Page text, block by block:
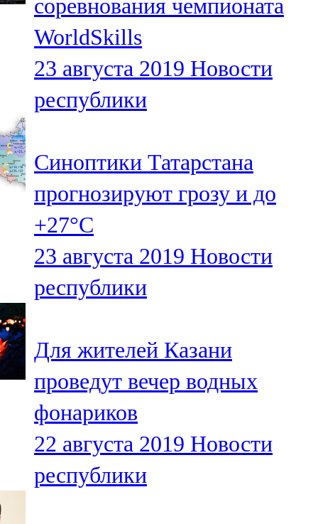
соревнования чемпионата
WorldSkills
23 августа 2019 Новости
республики
Синоптики Татарстана
прогнозируют грозу и до
+27°С
23 августа 2019 Новости
республики
Для жителей Казани
проведут вечер водных
фонариков
22 августа 2019 Новости
республики